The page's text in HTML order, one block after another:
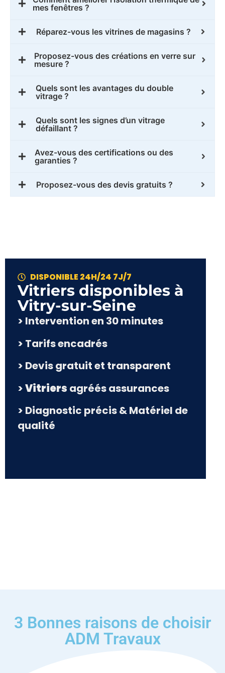
mes fenêtres ?
Réparez-vous les vitrines de magasins ?
Proposez-vous des créations en verre sur
mesure ?
Quels sont les avantages du double
vitrage ?
Quels sont les signes d’un vitrage
défaillant ?
Avez-vous des certifications ou des
garanties ?
Proposez-vous des devis gratuits ?
DISPONIBLE 24H/24 7J/7
Vitriers disponibles à
Vitry-sur-Seine
> Intervention en 30 minutes
> Tarifs encadrés
> Devis gratuit et transparent
>Vitriers agréés assurances
> Diagnostic précis & Matériel de
qualité
3 Bonnes raisons de choisir
ADM Travaux